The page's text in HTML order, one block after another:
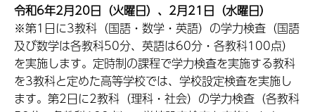
令和6年2月20日（火曜日）、2月21日（水曜日）
※第1日に3教科（国語・数学・英語）の学力検査（国語
及び数学は各教科50分、英語は60分・各教科100点）
を実施します。定時制の課程で学力検査を実施する教科
を3教科と定めた高等学校では、学校設定検査を実施し
ます。第2日に2教科（理科・社会）の学力検査（各教科